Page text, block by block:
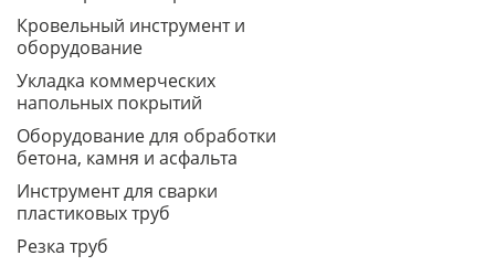
Кровельный инструмент и
оборудование
Укладка коммерческих
напольных покрытий
Оборудование для обработки
бетона, камня и асфальта
Инструмент для сварки
пластиковых труб
Резка труб